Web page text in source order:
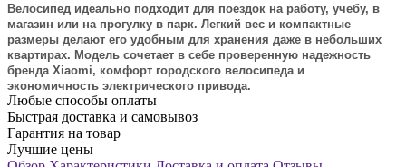
Велосипед идеально подходит для поездок на работу, учебу, в
магазин или на прогулку в парк. Легкий вес и компактные
размеры делают его удобным для хранения даже в небольших
квартирах. Модель сочетает в себе проверенную надежность
бренда Xiaomi, комфорт городского велосипеда и
экономичность электрического привода.
Любые способы оплаты
Быстрая доставка и самовывоз
Гарантия на товар
Лучшие цены